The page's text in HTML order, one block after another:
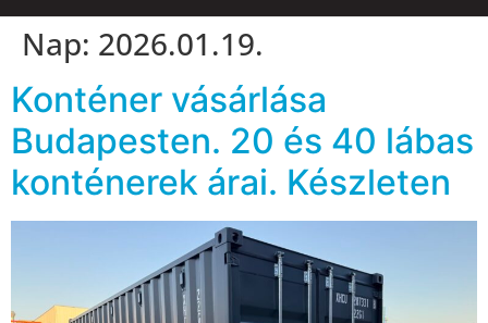
Nap: 2026.01.19.
Konténer vásárlása
Budapesten. 20 és 40 lábas
konténerek árai. Készleten